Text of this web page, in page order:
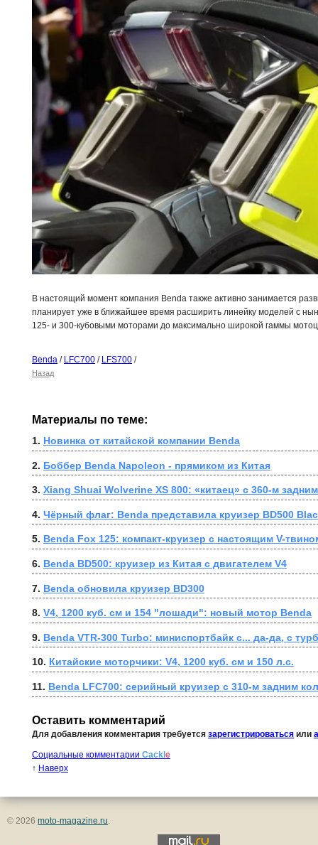
В настоящий момент компания Benda также активно занимается
планирует уже в ближайшее время расширить линейку моделей с
125- и 300-кубовыми моторами до максимально широкой гаммы
Benda / LFC700 / LFS700 /
Назад
Материалы по теме:
1. Новинка от китайской компании Benda
2. Боббер Benda Napoleon - прямиком из Китая
3. Xiang Shuai Wolverine XS 800: «китаец» с 360-м
4. Чёрный флаг: Benda представила круизер BD500
5. Benda Fox 125: компакт-круизер с настоящим V-
6. Benda BD500: круизер из Китая с двигателем V4
7. Benda обновила круизер BD300
8. V4, 1200 куб. см и 154 "лошади": новый мотор Benda
9. Benda VTR-300 Turbo: миниспортбайк с... да-да, с
10. Китайские моторчики: V4, 1200 куб. см и 150 л.с.
11. Benda LFC700: серийный круизер с 310-м задним
Оставить комментарий
Для добавления комментария требуется зарегистрироваться или
Социальные комментарии Cackle
↑ Наверх
© 2026 moto-magazine.ru